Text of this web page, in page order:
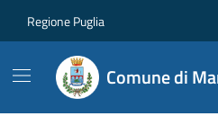
Regione Puglia
Comune di